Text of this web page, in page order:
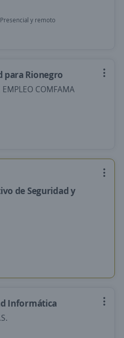
Presencial y remoto
para Rionegro
EMPLEO COMFAMA
de Seguridad y
Informática